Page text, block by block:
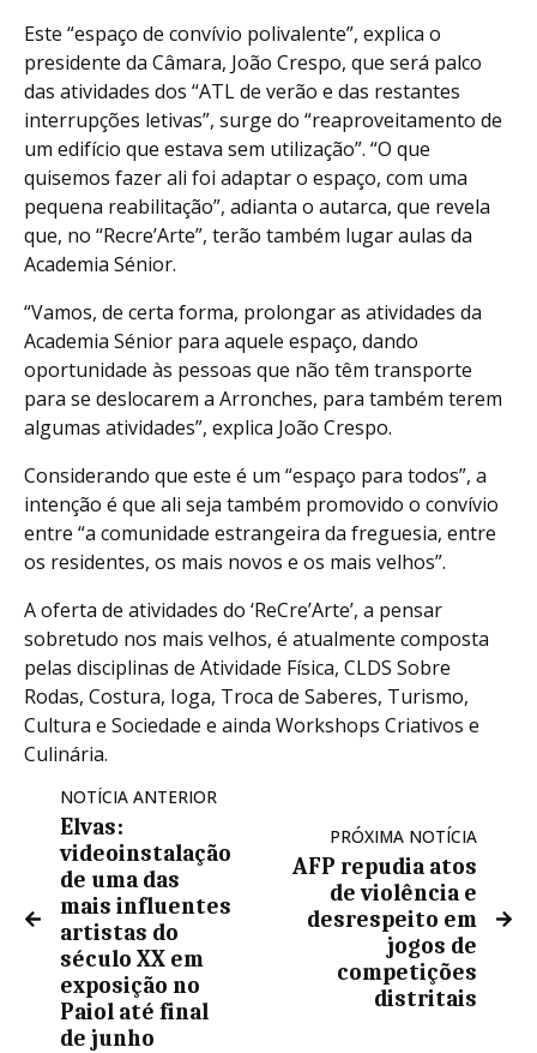
Este “espaço de convívio polivalente”, explica o
presidente da Câmara, João Crespo, que será palco
das atividades dos “ATL de verão e das restantes
interrupções letivas”, surge do “reaproveitamento de
um edifício que estava sem utilização”. “O que
quisemos fazer ali foi adaptar o espaço, com uma
pequena reabilitação”, adianta o autarca, que revela
que, no “Recre’Arte”, terão também lugar aulas da
Academia Sénior.
“Vamos, de certa forma, prolongar as atividades da
Academia Sénior para aquele espaço, dando
oportunidade às pessoas que não têm transporte
para se deslocarem a Arronches, para também terem
algumas atividades”, explica João Crespo.
Considerando que este é um “espaço para todos”, a
intenção é que ali seja também promovido o convívio
entre “a comunidade estrangeira da freguesia, entre
os residentes, os mais novos e os mais velhos”.
A oferta de atividades do ‘ReCre’Arte’, a pensar
sobretudo nos mais velhos, é atualmente composta
pelas disciplinas de Atividade Física, CLDS Sobre
Rodas, Costura, Ioga, Troca de Saberes, Turismo,
Cultura e Sociedade e ainda Workshops Criativos e
Culinária.
NOTÍCIA ANTERIOR
Elvas:
videoinstalação
de uma das
mais influentes
artistas do
século XX em
exposição no
Paiol até final
de junho
PRÓXIMA NOTÍCIA
AFP repudia atos
de violência e
desrespeito em
jogos de
competições
distritais